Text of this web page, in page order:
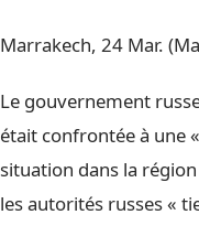
Marrakech, 24 Mar.
Le gouvernement
était confrontée à une
situation dans la région
les autorités russes «